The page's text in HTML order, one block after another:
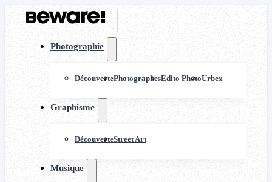
Photographie
DécouvertePhotographesEdito PhotoUrbex
Graphisme
DécouverteStreet Art
Musique